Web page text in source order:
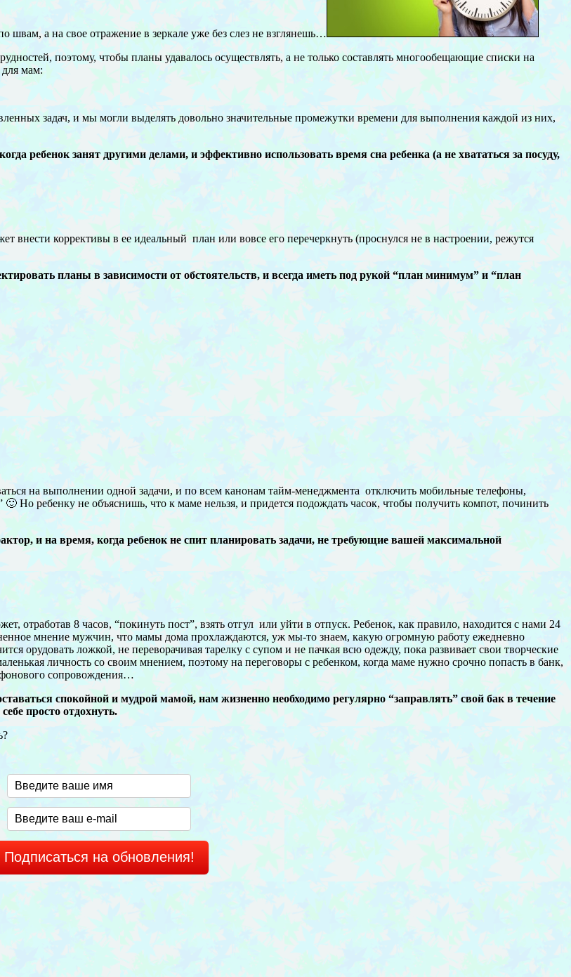
а на свое отражение в зеркале уже без слез не взглянешь…
поэтому, чтобы планы удавалось осуществлять, а не только составлять многообещающие списки на
для мам:
задач, и мы могли выделять довольно значительные промежутки времени для выполнения каждой из них,
ребенок занят другими делами, и эффективно использовать время сна ребенка (а не хвататься за посуду,
коррективы в ее идеальный план или вовсе его перечеркнуть (проснулся не в настроении, режутся
планы в зависимости от обстоятельств, и всегда иметь под рукой “план минимум” и “план
на выполнении одной задачи, и по всем канонам тайм-менеджмента отключить мобильные телефоны,
🙂 Но ребенку не объяснишь, что к маме нельзя, и придется подождать часок, чтобы получить компот, починить
и на время, когда ребенок не спит планировать задачи, не требующие вашей максимальной
отработав 8 часов, “покинуть пост”, взять отгул или уйти в отпуск. Ребенок, как правило, находится с нами 24
мнение мужчин, что мамы дома прохлаждаются, уж мы-то знаем, какую огромную работу ежедневно
орудовать ложкой, не переворачивая тарелку с супом и не пачкая всю одежду, пока развивает свои творческие
личность со своим мнением, поэтому на переговоры с ребенком, когда маме нужно срочно попасть в банк,
сопровождения…
спокойной и мудрой мамой, нам жизненно необходимо регулярно “заправлять” свой бак в течение
просто отдохнуть.